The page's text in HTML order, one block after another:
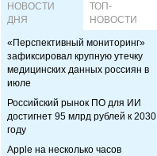
НОВОСТИ
ДНЯ
ТОП-
НОВОСТИ
«Перспективный мониторинг»
зафиксировал крупную утечку
медицинских данных россиян в
июле
Российский рынок ПО для ИИ
достигнет 95 млрд рублей к 2030
году
Apple на несколько часов